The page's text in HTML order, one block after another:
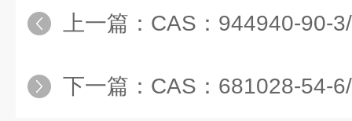
上一篇： CAS：944940-90-3/7-溴-9,9-二
下一篇： CAS：681028-54-6/1,6-双(5-